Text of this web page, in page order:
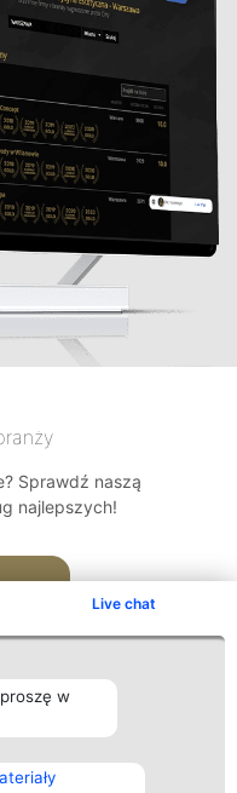
Live chat
w
Sprawdź naszą
najlepszych!
Kontakt
Kontakt